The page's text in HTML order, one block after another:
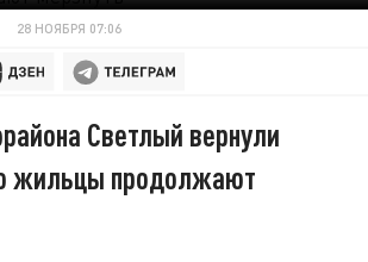
28 НОЯБРЯ 07:06
Светлый вернули
жильцы продолжают